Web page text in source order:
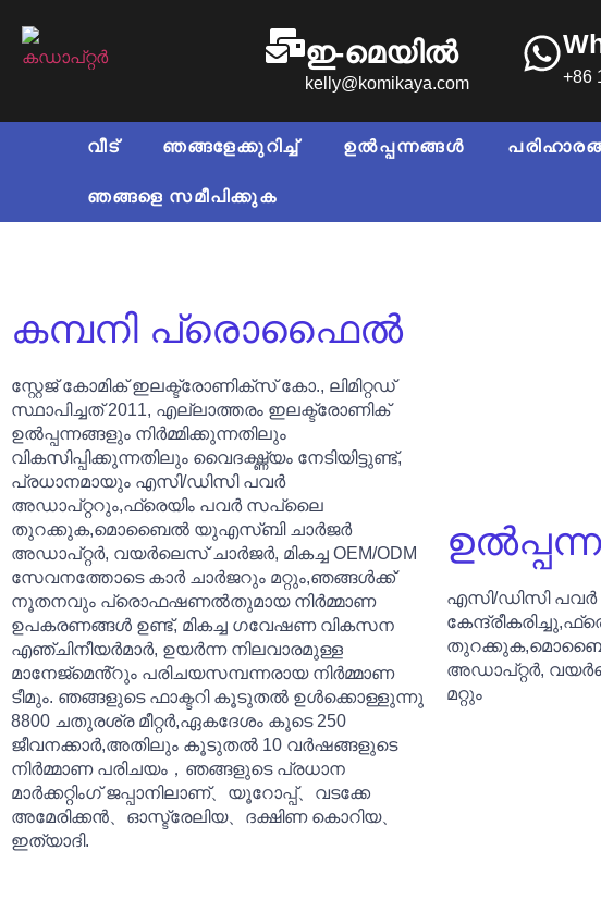
ഇ-മെയിൽ
kelly@komikaya.com +86
വീട് ഞങ്ങളേക്കുറിച്ച് ഉൽപ്പന്നങ്ങൾ
ഞങ്ങളെ സമീപിക്കുക
കമ്പനി പ്രൊഫൈൽ
സ്റ്റേജ് കോമിക് ഇലക്ട്രോണിക്സ് കോ., ലിമിറ്റഡ്
സ്ഥാപിച്ചത് 2011, എല്ലാത്തരം ഇലക്ട്രോണിക്
ഉൽപ്പന്നങ്ങളും നിർമ്മിക്കുന്നതിലും
വികസിപ്പിക്കുന്നതിലും വൈദഗ്ദ്ധ്യം നേടിയിട്ടുണ്ട്,
പ്രധാനമായും എസി/ഡിസി പവർ
അഡാപ്റ്ററും,ഫ്രെയിം പവർ സപ്ലൈ
തുറക്കുക,മൊബൈൽ യുഎസ്ബി ചാർജർ
അഡാപ്റ്റർ, വയർലെസ് ചാർജർ, മികച്ച OEM/ODM
സേവനത്തോടെ കാർ ചാർജറും മറ്റും,ഞങ്ങൾക്ക്
നൂതനവും പ്രൊഫഷണൽതുമായ നിർമ്മാണ
ഉപകരണങ്ങൾ ഉണ്ട്, മികച്ച ഗവേഷണ വികസന
എഞ്ചിനീയർമാർ, ഉയർന്ന നിലവാരമുള്ള
മാനേജ്മെൻ്റും പരിചയസമ്പന്നരായ നിർമ്മാണ
ടീമും. ഞങ്ങളുടെ ഫാക്ടറി കൂടുതൽ ഉൾക്കൊള്ളുന്നു
8800 ചതുരശ്ര മീറ്റർ,ഏകദേശം കൂടെ 250
ജീവനക്കാർ,അതിലും കൂടുതൽ 10 വർഷങ്ങളുടെ
നിർമ്മാണ പരിചയം，ഞങ്ങളുടെ പ്രധാന
മാർക്കറ്റിംഗ് ജപ്പാനിലാണ്、യൂറോപ്പ്、വടക്കേ
അമേരിക്കൻ、ഓസ്ട്രേലിയ、ദക്ഷിണ കൊറിയ、
ഇത്യാദി.
എസി/ഡിസി പവർ
അഡാപ്റ്റർ,
മറ്റും